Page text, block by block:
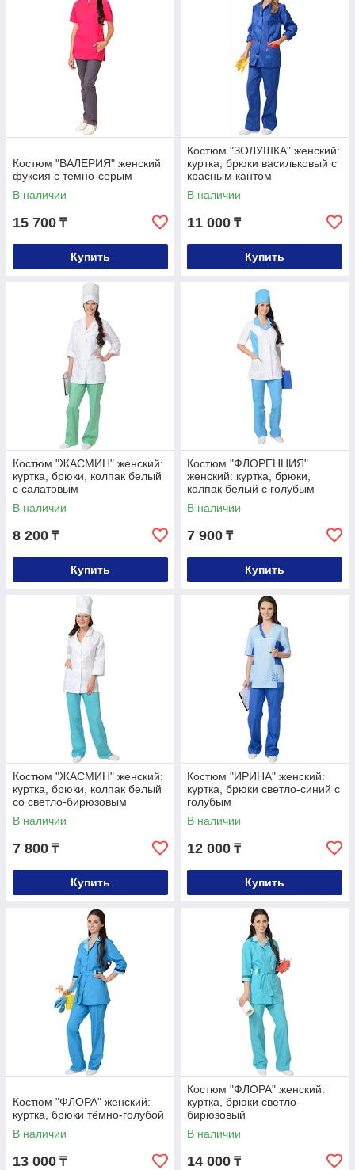
Костюм "ВАЛЕРИЯ" женский
фуксия с темно-серым
В наличии
15 700 ₸
Купить
Костюм "ЗОЛУШКА" женский:
куртка, брюки васильковый с
красным кантом
В наличии
11 000 ₸
Купить
Костюм "ЖАСМИН" женский:
куртка, брюки, колпак белый
с салатовым
В наличии
8 200 ₸
Купить
Костюм "ФЛОРЕНЦИЯ"
женский: куртка, брюки,
колпак белый с голубым
В наличии
7 900 ₸
Купить
Костюм "ЖАСМИН" женский:
куртка, брюки, колпак белый
со светло-бирюзовым
В наличии
7 800 ₸
Купить
Костюм "ИРИНА" женский:
куртка, брюки светло-синий с
голубым
В наличии
12 000 ₸
Купить
Костюм "ФЛОРА" женский:
куртка, брюки тёмно-голубой
В наличии
13 000 ₸
Костюм "ФЛОРА" женский:
куртка, брюки светло-
бирюзовый
В наличии
14 000 ₸